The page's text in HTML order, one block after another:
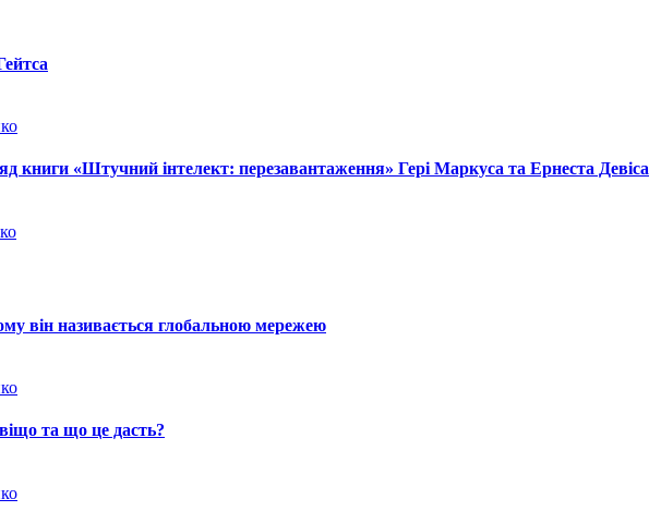
книги «Штучний інтелект: перезавантаження» Гері Маркуса та Ернеста Девіса
він називається глобальною мережею
та що це даcть?